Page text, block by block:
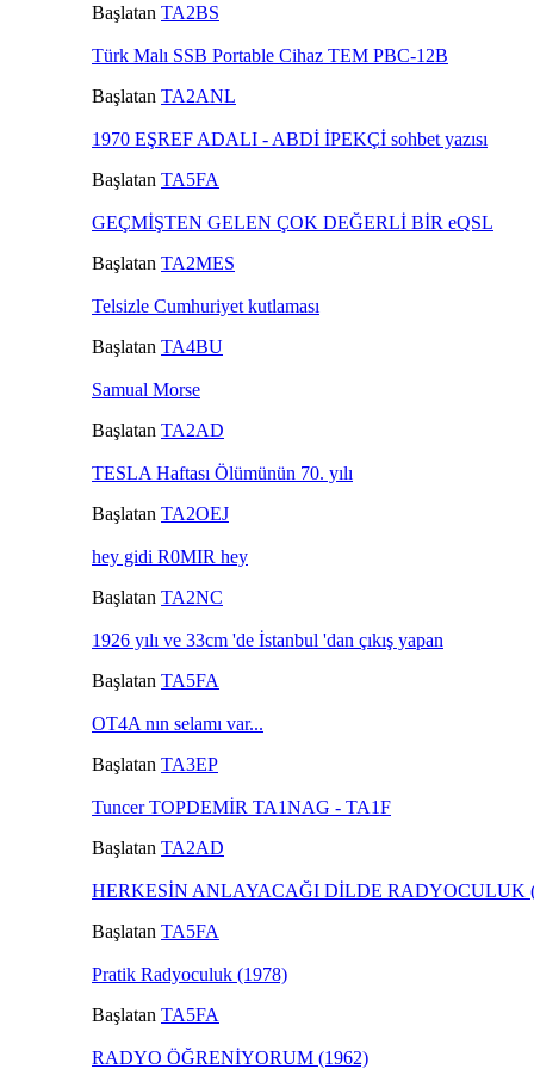
Başlatan TA2BS
Türk Malı SSB Portable Cihaz TEM PBC-12B
Başlatan TA2ANL
1970 EŞREF ADALI - ABDİ İPEKÇİ sohbet yazısı
Başlatan TA5FA
GEÇMİŞTEN GELEN ÇOK DEĞERLİ BİR eQSL
Başlatan TA2MES
Telsizle Cumhuriyet kutlaması
Başlatan TA4BU
Samual Morse
Başlatan TA2AD
TESLA Haftası Ölümünün 70. yılı
Başlatan TA2OEJ
hey gidi R0MIR hey
Başlatan TA2NC
1926 yılı ve 33cm 'de İstanbul 'dan çıkış yapan
Başlatan TA5FA
OT4A nın selamı var...
Başlatan TA3EP
Tuncer TOPDEMİR TA1NAG - TA1F
Başlatan TA2AD
HERKESİN ANLAYACAĞI DİLDE RADYOCULUK
Başlatan TA5FA
Pratik Radyoculuk (1978)
Başlatan TA5FA
RADYO ÖĞRENİYORUM (1962)